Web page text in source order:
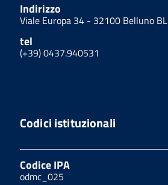
Indirizzo
Viale Europa 34 - 32100 Belluno BL
tel
(+39) 0437.940531
Codici istituzionali
Codice IPA
odmc_025